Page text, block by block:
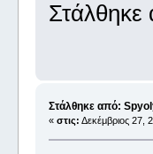
Στάλθηκε από:
« στις: Δεκέμβριος 27,